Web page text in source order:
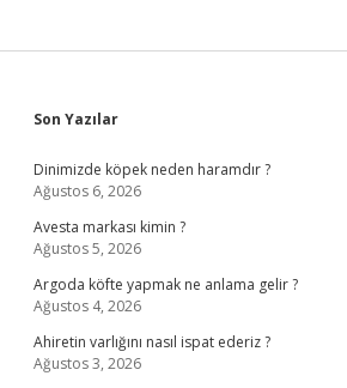
Sidebar
Son Yazılar
Dinimizde köpek neden haramdır ?
Ağustos 6, 2026
Avesta markası kimin ?
Ağustos 5, 2026
Argoda köfte yapmak ne anlama gelir ?
Ağustos 4, 2026
Ahiretin varlığını nasıl ispat ederiz ?
Ağustos 3, 2026